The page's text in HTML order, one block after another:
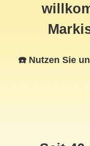
☎️ Nutzen Sie